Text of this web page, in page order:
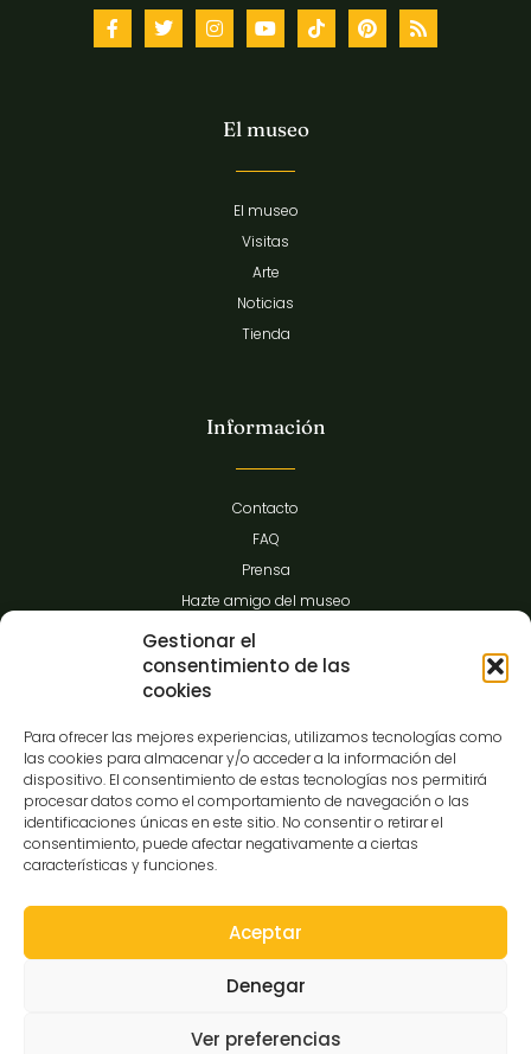
Gestionar el
consentimiento de las
cookies
Para ofrecer las mejores experiencias, utilizamos tecnologías como
las cookies para almacenar y/o acceder a la información del
dispositivo. El consentimiento de estas tecnologías nos permitirá
procesar datos como el comportamiento de navegación o las
identificaciones únicas en este sitio. No consentir o retirar el
consentimiento, puede afectar negativamente a ciertas
características y funciones.
Aceptar
Denegar
Ver preferencias
El museo
El museo
Visitas
Arte
Noticias
Tienda
Información
Contacto
FAQ
Prensa
Hazte amigo del museo
Transparencia
C/Gibraltar,14
37008-Salamanca